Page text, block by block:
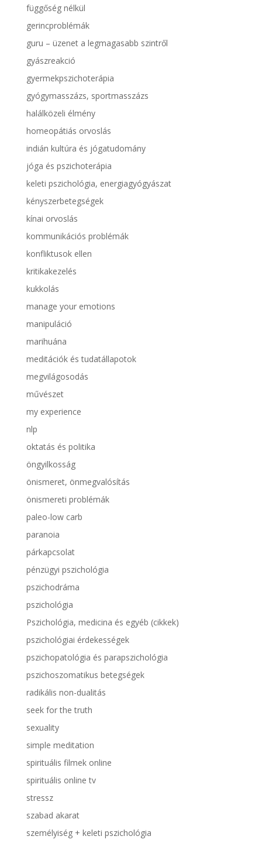
függőség nélkül
gerincproblémák
guru – üzenet a legmagasabb szintről
gyászreakció
gyermekpszichoterápia
gyógymasszázs, sportmasszázs
halálközeli élmény
homeopátiás orvoslás
indián kultúra és jógatudomány
jóga és pszichoterápia
keleti pszichológia, energiagyógyászat
kényszerbetegségek
kínai orvoslás
kommunikációs problémák
konfliktusok ellen
kritikakezelés
kukkolás
manage your emotions
manipuláció
marihuána
meditációk és tudatállapotok
megvilágosodás
művészet
my experience
nlp
oktatás és politika
öngyilkosság
önismeret, önmegvalósítás
önismereti problémák
paleo-low carb
paranoia
párkapcsolat
pénzügyi pszichológia
pszichodráma
pszichológia
Pszichológia, medicina és egyéb (cikkek)
pszichológiai érdekességek
pszichopatológia és parapszichológia
pszichoszomatikus betegségek
radikális non-dualitás
seek for the truth
sexuality
simple meditation
spirituális filmek online
spirituális online tv
stressz
szabad akarat
személyiség + keleti pszichológia